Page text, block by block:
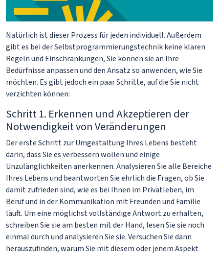
Natürlich ist dieser Prozess für jeden individuell. Außerdem
gibt es bei der Selbstprogrammierungstechnik keine klaren
Regeln und Einschränkungen, Sie können sie an Ihre
Bedürfnisse anpassen und den Ansatz so anwenden, wie Sie
möchten. Es gibt jedoch ein paar Schritte, auf die Sie nicht
verzichten können:
Schritt 1. Erkennen und Akzeptieren der
Notwendigkeit von Veränderungen
Der erste Schritt zur Umgestaltung Ihres Lebens besteht
darin, dass Sie es verbessern wollen und einige
Unzulänglichkeiten anerkennen. Analysieren Sie alle Bereiche
Ihres Lebens und beantworten Sie ehrlich die Fragen, ob Sie
damit zufrieden sind, wie es bei Ihnen im Privatleben, im
Beruf und in der Kommunikation mit Freunden und Familie
läuft. Um eine möglichst vollständige Antwort zu erhalten,
schreiben Sie sie am besten mit der Hand, lesen Sie sie noch
einmal durch und analysieren Sie sie. Versuchen Sie dann
herauszufinden, warum Sie mit diesem oder jenem Aspekt